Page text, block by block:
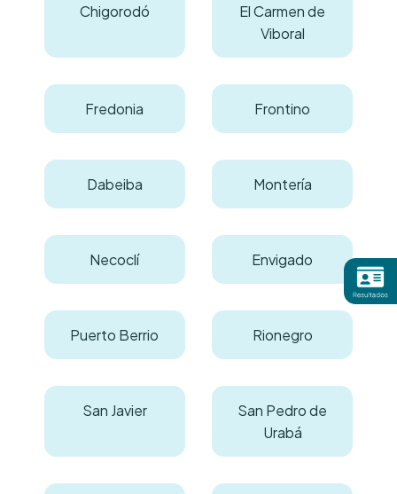
Chigorodó
El Carmen de
Viboral
Fredonia Frontino
Dabeiba Montería
Necoclí Envigado
Puerto Berrio Rionegro
San Javier
San Pedro de
Urabá